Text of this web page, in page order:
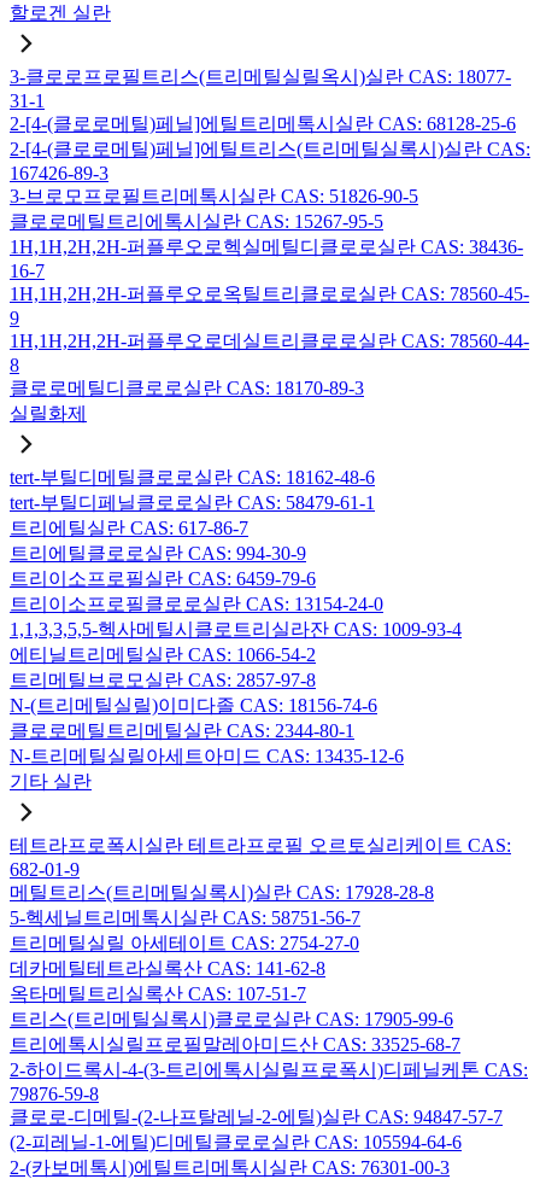
할로겐 실란
3-클로로프로필트리스(트리메틸실릴옥시)실란 CAS: 18077-
31-1
2-[4-(클로로메틸)페닐]에틸트리메톡시실란 CAS: 68128-25-6
2-[4-(클로로메틸)페닐]에틸트리스(트리메틸실록시)실란 CAS:
167426-89-3
3-브로모프로필트리메톡시실란 CAS: 51826-90-5
클로로메틸트리에톡시실란 CAS: 15267-95-5
1H,1H,2H,2H-퍼플루오로헥실메틸디클로로실란 CAS: 38436-
16-7
1H,1H,2H,2H-퍼플루오로옥틸트리클로로실란 CAS: 78560-45-
9
1H,1H,2H,2H-퍼플루오로데실트리클로로실란 CAS: 78560-44-
8
클로로메틸디클로로실란 CAS: 18170-89-3
실릴화제
tert-부틸디메틸클로로실란 CAS: 18162-48-6
tert-부틸디페닐클로로실란 CAS: 58479-61-1
트리에틸실란 CAS: 617-86-7
트리에틸클로로실란 CAS: 994-30-9
트리이소프로필실란 CAS: 6459-79-6
트리이소프로필클로로실란 CAS: 13154-24-0
1,1,3,3,5,5-헥사메틸시클로트리실라잔 CAS: 1009-93-4
에티닐트리메틸실란 CAS: 1066-54-2
트리메틸브로모실란 CAS: 2857-97-8
N-(트리메틸실릴)이미다졸 CAS: 18156-74-6
클로로메틸트리메틸실란 CAS: 2344-80-1
N-트리메틸실릴아세트아미드 CAS: 13435-12-6
기타 실란
테트라프로폭시실란 테트라프로필 오르토실리케이트 CAS:
682-01-9
메틸트리스(트리메틸실록시)실란 CAS: 17928-28-8
5-헥세닐트리메톡시실란 CAS: 58751-56-7
트리메틸실릴 아세테이트 CAS: 2754-27-0
데카메틸테트라실록산 CAS: 141-62-8
옥타메틸트리실록산 CAS: 107-51-7
트리스(트리메틸실록시)클로로실란 CAS: 17905-99-6
트리에톡시실릴프로필말레아미드산 CAS: 33525-68-7
2-하이드록시-4-(3-트리에톡시실릴프로폭시)디페닐케톤 CAS:
79876-59-8
클로로-디메틸-(2-나프탈레닐-2-에틸)실란 CAS: 94847-57-7
(2-피레닐-1-에틸)디메틸클로로실란 CAS: 105594-64-6
2-(카보메톡시)에틸트리메톡시실란 CAS: 76301-00-3